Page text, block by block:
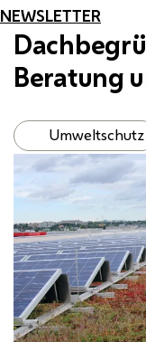
NEWSLETTER
Beratung
Umweltschutz